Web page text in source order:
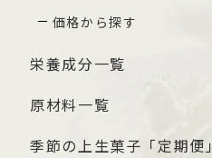
価格から探す
栄養成分一覧
原材料一覧
季節の上生菓子「定期便」